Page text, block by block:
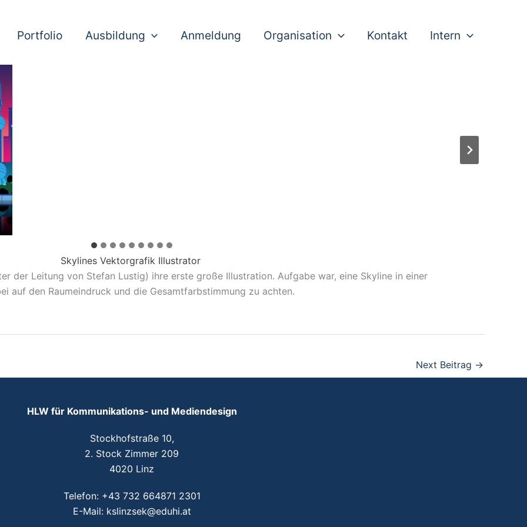
Portfolio Ausbildung Anmeldung Organisation Kontakt Intern
Skylines Vektorgrafik Illustrator
der Leitung von Stefan Lustig) ihre erste große Illustration. Aufgabe war, eine Skyline in einer
auf den Raumeindruck und die Gesamtfarbstimmung zu achten.
Next Beitrag →
HLW für Kommunikations- und Mediendesign
Stockhofstraße 10,
2. Stock Zimmer 209
4020 Linz
Telefon: +43 732 664871 2301
E-Mail: kslinzsek@eduhi.at